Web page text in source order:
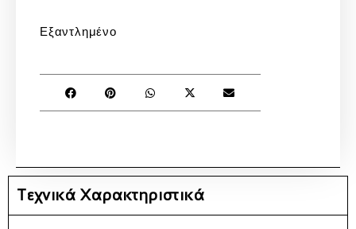
Εξαντλημένο
Τεχνικά Χαρακτηριστικά